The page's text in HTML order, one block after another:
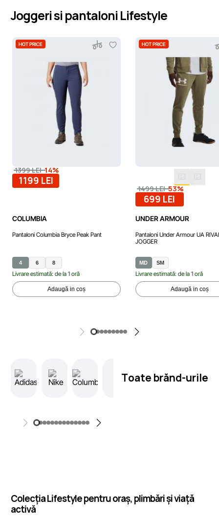
Joggeri si pantaloni Lifestyle
HOT PRICE
1399 LEI-14%
1199 LEI
COLUMBIA
Pantaloni Columbia Bryce Peak Pant
4 6 8
Livrare estimată: de la 1 oră
Adaugă in coș
HOT PRICE
1499 LEI-53%
699 LEI
UNDER ARMOUR
Pantaloni Under Armour UA
JOGGER
MD SM
Livrare estimată: de la 1 oră
Adaugă in coș
Toate brănd-urile
Colecția Lifestyle pentru oraș, plimbări și viață
activă